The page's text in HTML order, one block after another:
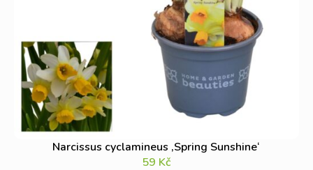
Narcissus cyclamineus ‚Spring Sunshine‘
59 Kč